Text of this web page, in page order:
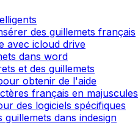
des guillemets français
avec icloud drive
dans word
et des guillemets
obtenir de l'aide
français en majuscules
des logiciels spécifiques
dans indesign